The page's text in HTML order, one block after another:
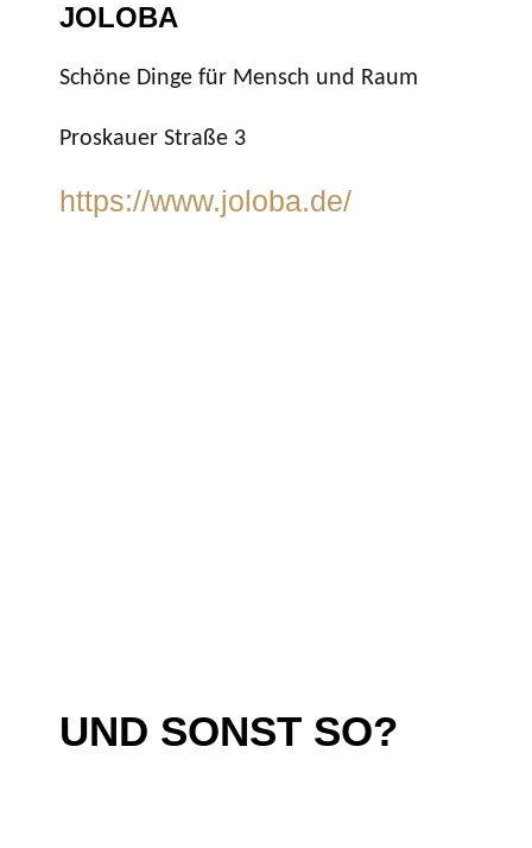
JOLOBA
Schöne Dinge für Mensch und Raum
Proskauer Straße 3
https://www.joloba.de/
UND SONST SO?